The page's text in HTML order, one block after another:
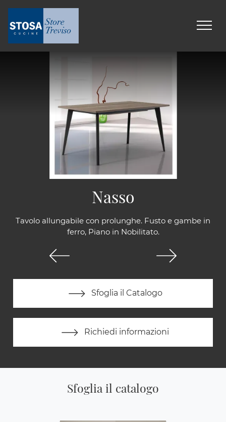
Tavolo allungabile con prolunghe. Fusto e gambe in
ferro, Piano in Nobilitato.
Sfoglia il Catalogo
Richiedi informazioni
Nasso
Sfoglia il catalogo